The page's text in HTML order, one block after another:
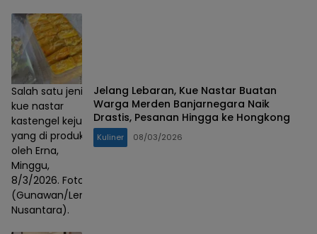
Salah satu jenis
kue nastar
kastengel keju
yang di produksi
oleh Erna,
Minggu,
8/3/2026. Foto :
(Gunawan/Lensa
Nusantara).
Jelang Lebaran, Kue Nastar Buatan
Warga Merden Banjarnegara Naik
Drastis, Pesanan Hingga ke Hongkong
Kuliner 08/03/2026